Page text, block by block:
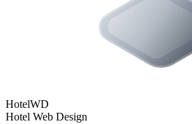
HotelWD
Hotel Web Design